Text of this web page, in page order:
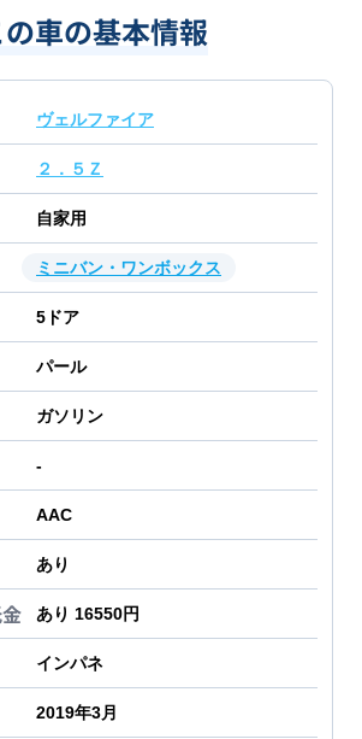
の車の基本情報
ヴェルファイア
２．５Ｚ
自家用
ミニバン・ワンボックス
5 ドア
パール
ガソリン
-
AAC
あり
あり 16550円
インパネ
2019年3月